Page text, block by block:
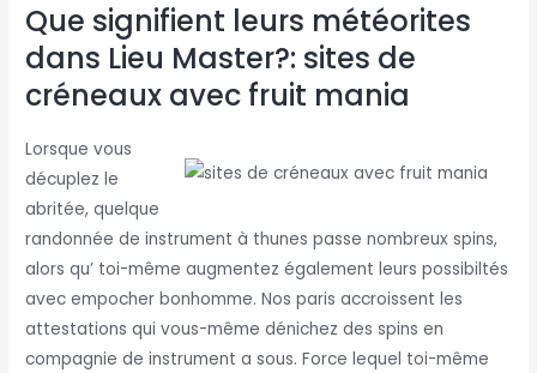
Que signifient leurs météorites
dans Lieu Master?: sites de
créneaux avec fruit mania
Lorsque vous
décuplez le
abritée, quelque
randonnée de instrument à thunes passe nombreux spins,
alors qu’ toi-même augmentez également leurs possibiltés
avec empocher bonhomme. Nos paris accroissent les
attestations qui vous-même dénichez des spins en
compagnie de instrument a sous. Force lequel toi-même